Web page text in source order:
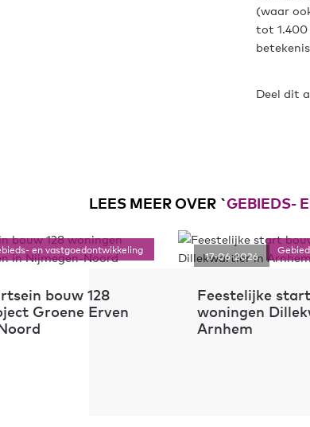
(waar
tot 1.400
Deel dit
LEES MEER OVER `GEBIEDS-
en vastgoedontwikkeling
bouw 128
Groene Erven
17-06-2026
Feestelijke
woningen
Arnhem